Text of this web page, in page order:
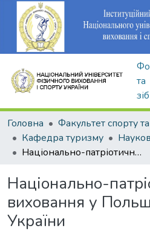
та
Головна
Кафедра туризму
Національно-патріотичне виховання у Польщі: досвід для України
Національно-
виховання у
України